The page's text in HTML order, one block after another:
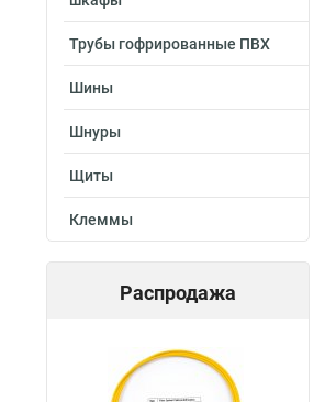
Трубы гофрированные ПВХ
Шины
Шнуры
Щиты
Клеммы
Распродажа